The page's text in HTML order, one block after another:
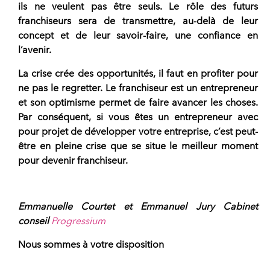
ils ne veulent pas être seuls. Le rôle des futurs
franchiseurs sera de transmettre, au-delà de leur
concept et de leur savoir-faire, une confiance en
l’avenir.
La crise crée des opportunités, il faut en profiter pour
ne pas le regretter. Le franchiseur est un entrepreneur
et son optimisme permet de faire avancer les choses.
Par conséquent, si vous êtes un entrepreneur avec
pour projet de développer votre entreprise, c’est peut-
être en pleine crise que se situe le meilleur moment
pour devenir franchiseur.
Emmanuelle Courtet et Emmanuel Jury Cabinet
conseilProgressium
Nous sommes à votre disposition